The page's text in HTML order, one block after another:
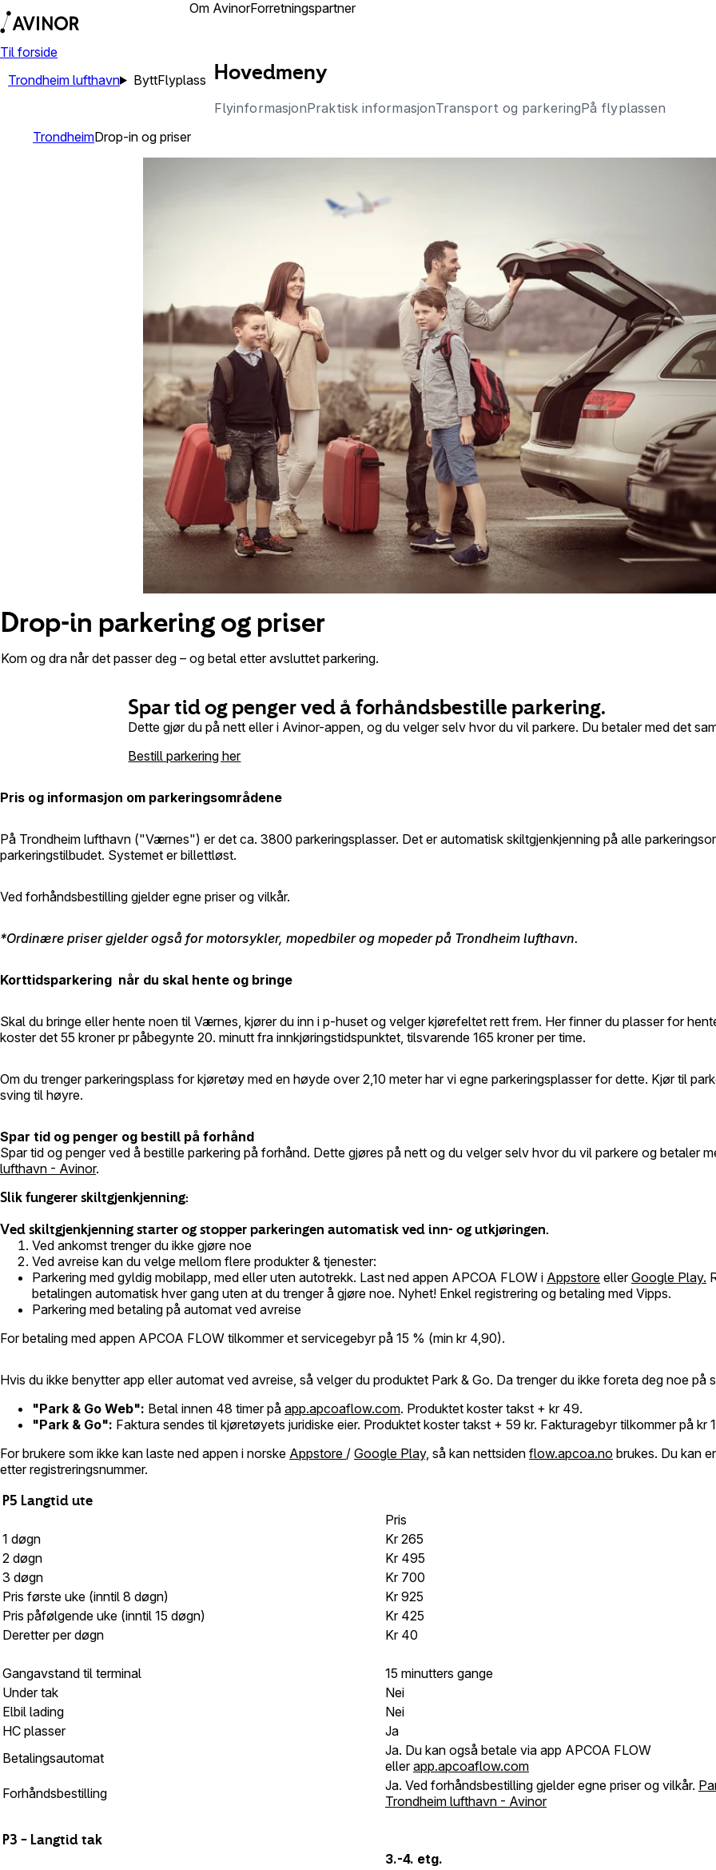
Til forside
Om AvinorForretningspartner
Trondheim lufthavn ByttFlyplass Hovedmeny
FlyinformasjonPraktisk informasjonTransport og parkeringPå flyplassen
TrondheimDrop-in og priser
Drop-in parkering og priser
Kom og dra når det passer deg – og betal etter avsluttet parkering.
Spar tid og penger ved å forhåndsbestille parkering.
Dette gjør du på nett eller i Avinor-appen, og du velger selv hvor du vil parkere. Du betaler med det
Bestill parkering her
Pris og informasjon om parkeringsområdene
På Trondheim lufthavn ("Værnes") er det ca. 3800 parkeringsplasser. Det er automatisk skiltgjenkjenning på alle
parkeringstilbudet. Systemet er billettløst.
Ved forhåndsbestilling gjelder egne priser og vilkår.
*Ordinære priser gjelder også for motorsykler, mopedbiler og mopeder på Trondheim lufthavn.
Korttidsparkering når du skal hente og bringe
Skal du bringe eller hente noen til Værnes, kjører du inn i p-huset og velger kjørefeltet rett frem. Her finner du plasser for
koster det 55 kroner pr påbegynte 20. minutt fra innkjøringstidspunktet, tilsvarende 165 kroner per time.
Om du trenger parkeringsplass for kjøretøy med en høyde over 2,10 meter har vi egne parkeringsplasser for dette. Kjør til
sving til høyre.
Spar tid og penger og bestill på forhånd
Spar tid og penger ved å bestille parkering på forhånd. Dette gjøres på nett og du velger selv hvor du vil parkere og betaler
lufthavn - Avinor.
Slik fungerer skiltgjenkjenning:
Ved skiltgjenkjenning starter og stopper parkeringen automatisk ved inn- og utkjøringen.
Ved ankomst trenger du ikke gjøre noe
Ved avreise kan du velge mellom flere produkter & tjenester:
Parkering med gyldig mobilapp, med eller uten autotrekk. Last ned appen APCOA FLOW i Appstore ellerGoogle Play.
betalingen automatisk hver gang uten at du trenger å gjøre noe. Nyhet! Enkel registrering og betaling med Vipps.
Parkering med betaling på automat ved avreise
For betaling med appen APCOA FLOW tilkommer et servicegebyr på 15 % (min kr 4,90).
Hvis du ikke benytter app eller automat ved avreise, så velger du produktet Park & Go. Da trenger du ikke foreta deg noe på
"Park & Go Web": Betal innen 48 timer på app.apcoaflow.com. Produktet koster takst + kr 49.
"Park & Go": Faktura sendes til kjøretøyets juridiske eier. Produktet koster takst + 59 kr. Fakturagebyr tilkommer på kr
For brukere som ikke kan laste ned appen i norske Appstore / Google Play, så kan nettsiden flow.apcoa.no brukes. Du kan
etter registreringsnummer.
P5 Langtid ute
Pris
1 døgn
Kr265
2 døgn
Kr 495
3 døgn
Kr 700
Pris første uke (inntil 8 døgn)
Kr 925
Pris påfølgende uke (inntil 15 døgn)
Kr 425
Deretter per døgn
Kr 40
Gangavstand til terminal
15 minutters gange
Under tak
Nei
Elbil lading
Nei
HC plasser
Ja
Betalingsautomat
Ja. Du kan også betale via app APCOA FLOW
ellerapp.apcoaflow.com
Forhåndsbestilling
Ja. Ved forhåndsbestilling gjelder egne priser og vilkår.
Trondheim lufthavn - Avinor
P3 – Langtid tak
3.-4. etg.